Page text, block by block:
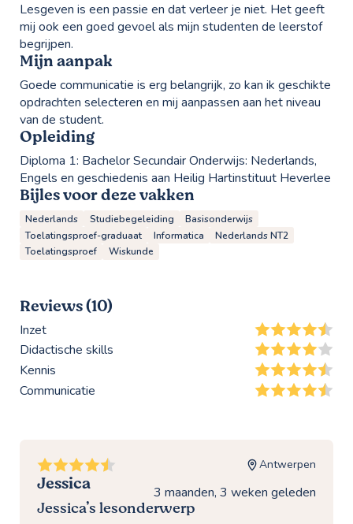
Lesgeven is een passie en dat verleer je niet. Het geeft
mij ook een goed gevoel als mijn studenten de leerstof
begrijpen.
Mijn aanpak
Goede communicatie is erg belangrijk, zo kan ik geschikte
opdrachten selecteren en mij aanpassen aan het niveau
van de student.
Opleiding
Diploma 1: Bachelor Secundair Onderwijs: Nederlands,
Engels en geschiedenis aan Heilig Hartinstituut Heverlee
Bijles voor deze vakken
Nederlands Studiebegeleiding
Basisonderwijs
Toelatingsproef-graduaat
Informatica
Nederlands NT2
Toelatingsproef
Wiskunde
Reviews (10)
Inzet
Didactische skills
Kennis
Communicatie
Jessica
Antwerpen
3 maanden, 3 weken geleden
Jessica’s lesonderwerp